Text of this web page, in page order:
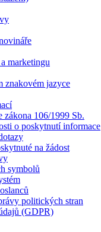
marketingu
znakovém jazyce
zákona 106/1999 Sb.
o poskytnutí informace
na žádost
symbolů
politických stran
(GDPR)